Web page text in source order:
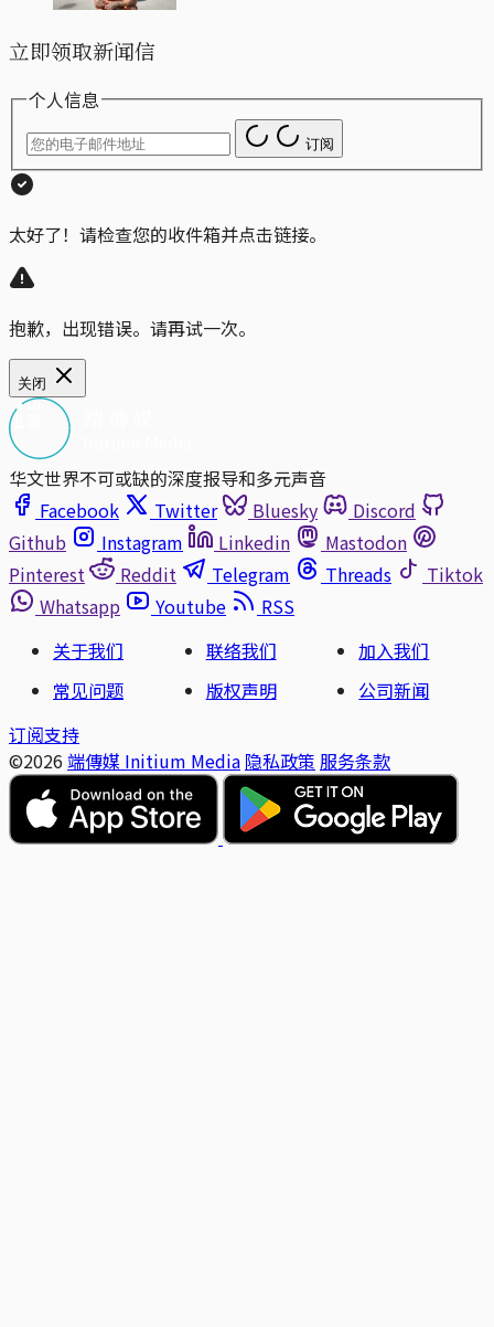
立即领取新闻信
个人信息
订阅
太好了！请检查您的收件箱并点击链接。
抱歉，出现错误。请再试一次。
关闭
华文世界不可或缺的深度报导和多元声音
Facebook
Twitter Bluesky
Discord
Github
Instagram Linkedin
Mastodon
Pinterest
Reddit Telegram Threads
Tiktok
Whatsapp
Youtube
RSS
关于我们
联络我们
加入我们
常见问题
版权声明
公司新闻
订阅支持
©2026 端傳媒 Initium Media 隐私政策 服务条款